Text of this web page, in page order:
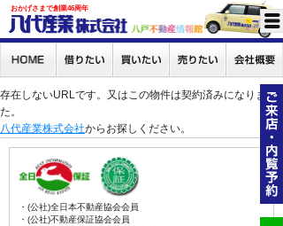
おかげさまで創業46周年
存在しないURLです。又はこの物件は契約済みになりまし
た。
八代産業株式会社からお探しください。
・(公社)全日本不動産協会会員
・(公社)不動産保証協会会員